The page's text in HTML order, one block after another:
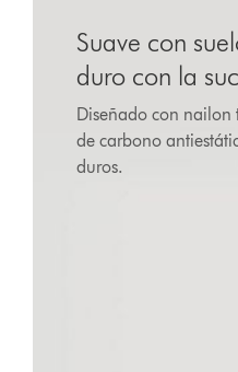
Suave con
duro con la
Diseñado con nailon
de carbono
duros.